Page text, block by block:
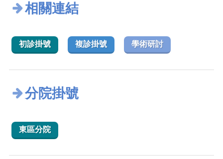
相關連結
初診掛號 複診掛號 學術研討
分院掛號
東區分院